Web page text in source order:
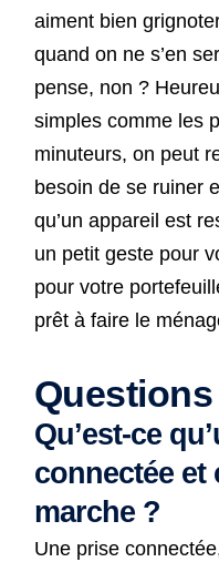
aiment bien
quand on ne s’en
pense, non ?
simples comme les
minuteurs, on peut
besoin de se ruiner
qu’un appareil est
un petit geste pour
pour votre
prêt à faire le
Qu’est-ce
connectée et
marche ?
Une prise